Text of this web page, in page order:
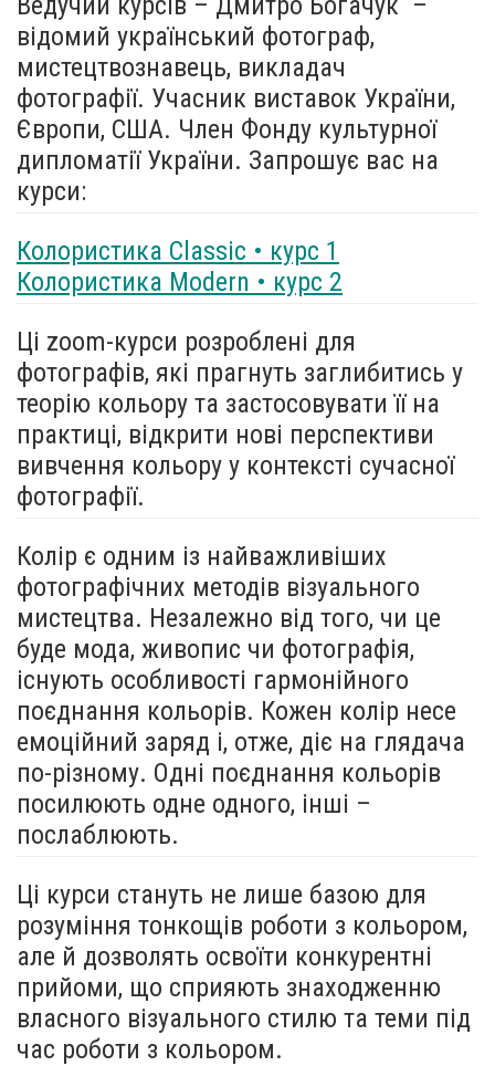
відомий український фотограф,
мистецтвознавець, викладач
фотографії. Учасник виставок України,
Європи, США. Член Фонду культурної
дипломатії України. Запрошує вас на
курси:
Колористика Classic • курс 1
Колористика Modern • курс 2
Ці zoom-курси розроблені для
фотографів, які прагнуть заглибитись у
теорію кольору та застосовувати її на
практиці, відкрити нові перспективи
вивчення кольору у контексті сучасної
фотографії.
Колір є одним із найважливіших
фотографічних методів візуального
мистецтва. Незалежно від того, чи це
буде мода, живопис чи фотографія,
існують особливості гармонійного
поєднання кольорів. Кожен колір несе
емоційний заряд і, отже, діє на глядача
по-різному. Одні поєднання кольорів
посилюють одне одного, інші –
послаблюють.
Ці курси стануть не лише базою для
розуміння тонкощів роботи з кольором,
але й дозволять освоїти конкурентні
прийоми, що сприяють знаходженню
власного візуального стилю та теми під
час роботи з кольором.